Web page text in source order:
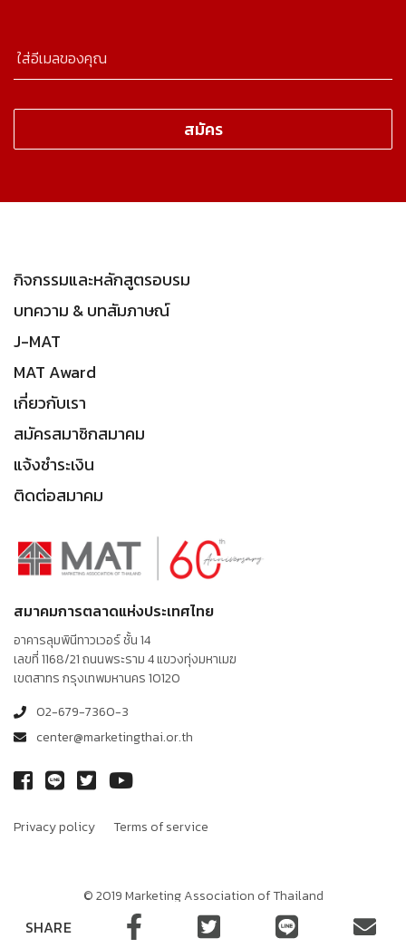
SHARE
กิจกรรมและหลักสูตรอบรม
บทความ & บทสัมภาษณ์
J-MAT
MAT Award
เกี่ยวกับเรา
สมัครสมาชิกสมาคม
แจ้งชำระเงิน
ติดต่อสมาคม
สมาคมการตลาดแห่งประเทศไทย
อาคารลุมพินีทาวเวอร์ ชั้น 14
เลขที่ 1168/21 ถนนพระราม 4 แขวงทุ่งมหาเมฆ
เขตสาทร กรุงเทพมหานคร 10120
02-679-7360-3
center@marketingthai.or.th
Privacy policy Terms of service
© 2019 Marketing Association of Thailand
Terms of Service
นโยบายคุ้มครองข้อมูลส่วนบุคคล